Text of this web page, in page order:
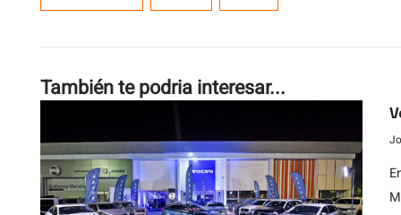
También te podria interesar...